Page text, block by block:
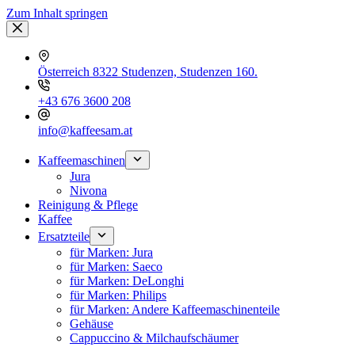
Zum Inhalt springen
Österreich 8322 Studenzen, Studenzen 160.
+43 676 3600 208
info@kaffeesam.at
Kaffeemaschinen
Jura
Nivona
Reinigung & Pflege
Kaffee
Ersatzteile
für Marken: Jura
für Marken: Saeco
für Marken: DeLonghi
für Marken: Philips
für Marken: Andere Kaffeemaschinenteile
Gehäuse
Cappuccino & Milchaufschäumer